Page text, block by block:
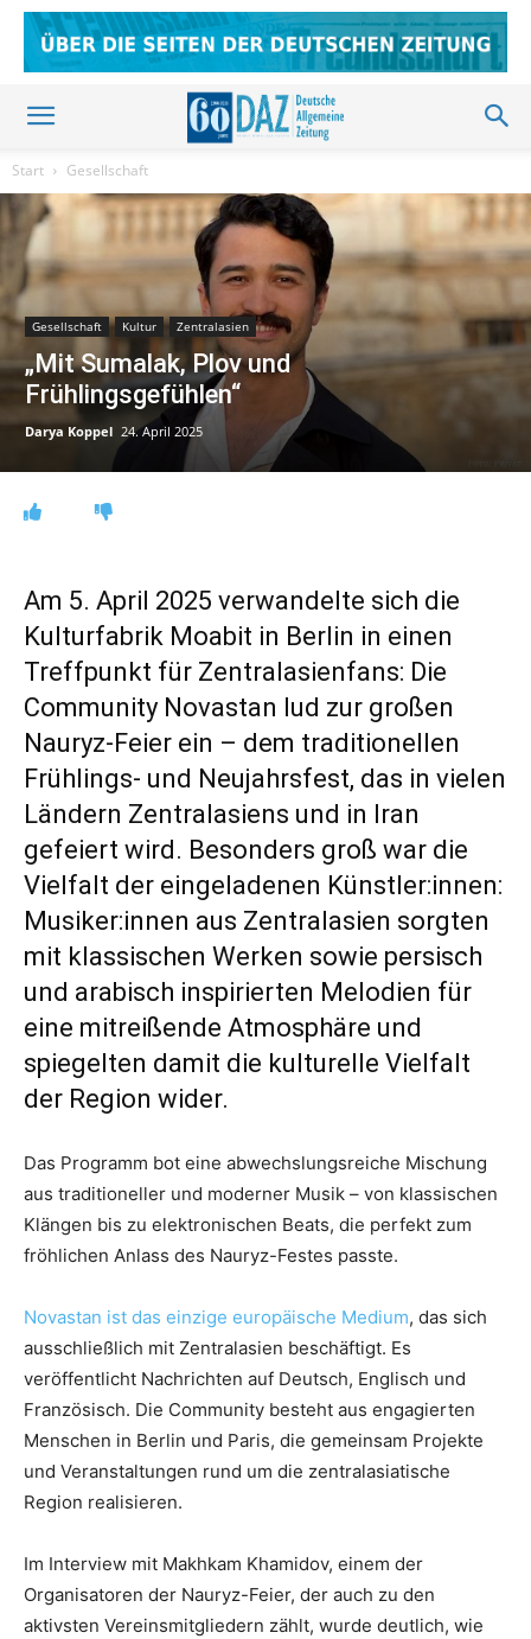
Start Gesellschaft
Gesellschaft Kultur Zentralasien
„Mit Sumalak, Plov und
Frühlingsgefühlen“
Darya Koppel 24. April 2025
Am 5. April 2025 verwandelte sich die
Kulturfabrik Moabit in Berlin in einen
Treffpunkt für Zentralasienfans: Die
Community Novastan lud zur großen
Nauryz-Feier ein – dem traditionellen
Frühlings- und Neujahrsfest, das in vielen
Ländern Zentralasiens und in Iran
gefeiert wird. Besonders groß war die
Vielfalt der eingeladenen Künstler:innen:
Musiker:innen aus Zentralasien sorgten
mit klassischen Werken sowie persisch
und arabisch inspirierten Melodien für
eine mitreißende Atmosphäre und
spiegelten damit die kulturelle Vielfalt
der Region wider.
Das Programm bot eine abwechslungsreiche Mischung
aus traditioneller und moderner Musik – von klassischen
Klängen bis zu elektronischen Beats, die perfekt zum
fröhlichen Anlass des Nauryz-Festes passte.
Novastan ist das einzige europäische Medium, das sich
ausschließlich mit Zentralasien beschäftigt. Es
veröffentlicht Nachrichten auf Deutsch, Englisch und
Französisch. Die Community besteht aus engagierten
Menschen in Berlin und Paris, die gemeinsam Projekte
und Veranstaltungen rund um die zentralasiatische
Region realisieren.
Im Interview mit Makhkam Khamidov, einem der
Organisatoren der Nauryz-Feier, der auch zu den
aktivsten Vereinsmitgliedern zählt, wurde deutlich, wie